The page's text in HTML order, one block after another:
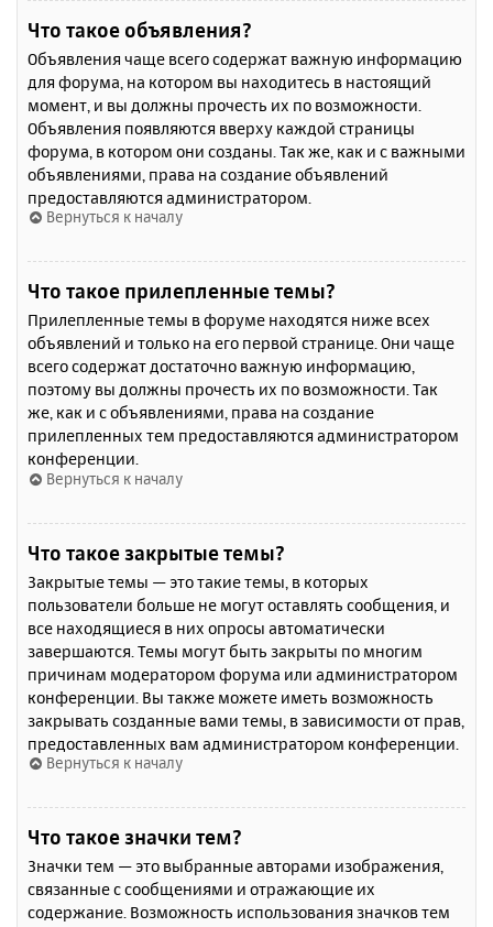
Что такое объявления?
Объявления чаще всего содержат важную информацию
для форума, на котором вы находитесь в настоящий
момент, и вы должны прочесть их по возможности.
Объявления появляются вверху каждой страницы
форума, в котором они созданы. Так же, как и с важными
объявлениями, права на создание объявлений
предоставляются администратором.
Вернуться к началу
Что такое прилепленные темы?
Прилепленные темы в форуме находятся ниже всех
объявлений и только на его первой странице. Они чаще
всего содержат достаточно важную информацию,
поэтому вы должны прочесть их по возможности. Так
же, как и с объявлениями, права на создание
прилепленных тем предоставляются администратором
конференции.
Вернуться к началу
Что такое закрытые темы?
Закрытые темы — это такие темы, в которых
пользователи больше не могут оставлять сообщения, и
все находящиеся в них опросы автоматически
завершаются. Темы могут быть закрыты по многим
причинам модератором форума или администратором
конференции. Вы также можете иметь возможность
закрывать созданные вами темы, в зависимости от прав,
предоставленных вам администратором конференции.
Вернуться к началу
Что такое значки тем?
Значки тем — это выбранные авторами изображения,
связанные с сообщениями и отражающие их
содержание. Возможность использования значков тем